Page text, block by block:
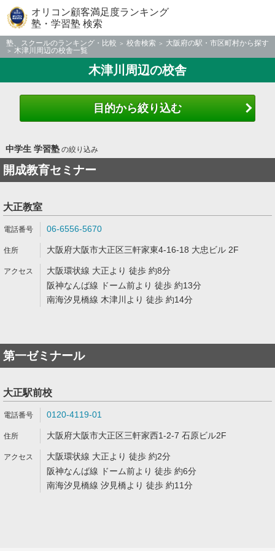
オリコン顧客満足度ランキング
塾・学習塾 検索
塾、スクールのランキング・比較 校舎検索
大阪府の駅・市区町村から探す
木津川周辺の校舎一覧
木津川周辺の校舎
目的から絞り込む
中学生 学習塾の絞り込み
開成教育セミナー
大正教室
06-6556-5670
大阪府大阪市大正区三軒家東4-16-18 大忠ビル 2F
大阪環状線 大正より 徒歩 約8分
阪神なんば線 ドーム前より 徒歩 約13分
南海汐見橋線 木津川より 徒歩 約14分
第一ゼミナール
大正駅前校
0120-4119-01
大阪府大阪市大正区三軒家西1-2-7 石原ビル2F
大阪環状線 大正より 徒歩 約2分
阪神なんば線 ドーム前より 徒歩 約6分
南海汐見橋線 汐見橋より 徒歩 約11分